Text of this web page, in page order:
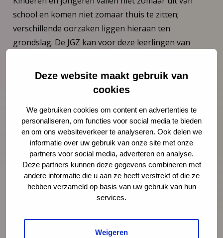
Deze website maakt gebruik van
cookies
We gebruiken cookies om content en advertenties te
personaliseren, om functies voor social media te bieden
en om ons websiteverkeer te analyseren. Ook delen we
informatie over uw gebruik van onze site met onze
partners voor social media, adverteren en analyse.
Deze partners kunnen deze gegevens combineren met
andere informatie die u aan ze heeft verstrekt of die ze
hebben verzameld op basis van uw gebruik van hun
services.
Weigeren
school en komen niet zomaar thuis te zitten;
verschillende oorzaken liggen hieraan ten
grondslag. De JGZ kan voor deze leerlingen van
werken met evidence-based programma’s zoals
Meer weten over M@ZL?
Voor vragen over het ondersteunen van leerlingen
bij ziekteverzuim kun je vanaf nu contact opnemen
met het NCJ. Wil jij ook aan de slag met
ziekteverzuimbegeleiding in jouw werkgebied? Of wil
je een workshop ziekteverzuim bespreekbaar
maken voor jouw mentoren? Neem dan contact op